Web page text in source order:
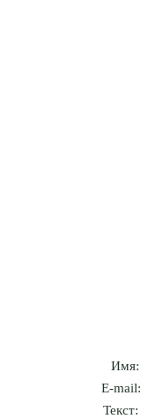
Имя:
E-mail:
Текст: